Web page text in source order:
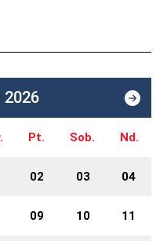
Pt. Sob. Nd.
02 03 04
09 10 11